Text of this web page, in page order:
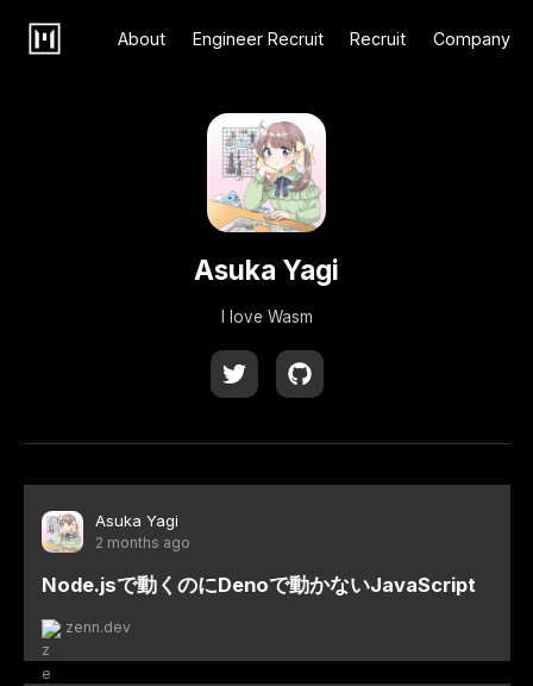
About Engineer Recruit Recruit Company
Asuka Yagi
I love Wasm
Asuka Yagi
2 months ago
Node.jsで動くのにDenoで動かないJavaScript
zenn.dev